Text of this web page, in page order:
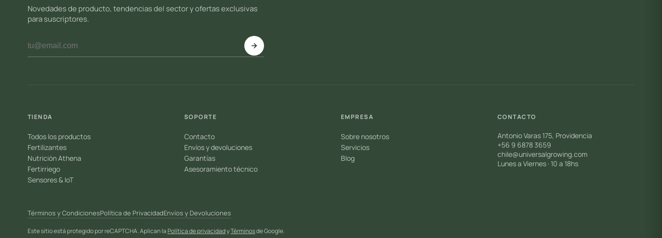
Novedades de producto, tendencias del sector y ofertas exclusivas
para suscriptores.
TIENDA
Todos los productos
Fertilizantes
Nutrición Athena
Fertirriego
Sensores & IoT
SOPORTE
Contacto
Envíos y devoluciones
Garantías
Asesoramiento técnico
EMPRESA
Sobre nosotros
Servicios
Blog
CONTACTO
Antonio Varas 175, Providencia
+56 9 6878 3659
chile@universalgrowing.com
Lunes a Viernes · 10 a 18hs
Términos y CondicionesPolítica de PrivacidadEnvíos y Devoluciones
Este sitio está protegido por reCAPTCHA. Aplican la Política de privacidadyTérminosde Google.